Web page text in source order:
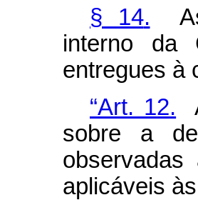
§ 14.
interno da
entregues à
“Art. 12.
sobre a
aplicáveis